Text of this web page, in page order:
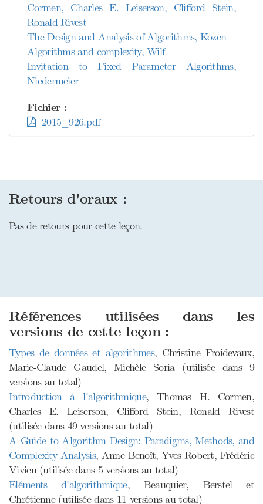
Cormen, Charles E. Leiserson, Clifford Stein,
Ronald Rivest
The Design and Analysis of Algorithms, Kozen
Algorithms and complexity, Wilf
Invitation to Fixed Parameter Algorithms,
Niedermeier
Fichier :
2015_926.pdf
Retours d'oraux :
Pas de retours pour cette leçon.
Références utilisées dans les
versions de cette leçon :
Types de données et algorithmes, Christine Froidevaux,
Marie-Claude Gaudel, Michèle Soria (utilisée dans 9
versions au total)
Introduction à l'algorithmique, Thomas H. Cormen,
Charles E. Leiserson, Clifford Stein, Ronald Rivest
(utilisée dans 49 versions au total)
A Guide to Algorithm Design: Paradigms, Methods, and
Complexity Analysis, Anne Benoît, Yves Robert, Frédéric
Vivien (utilisée dans 5 versions au total)
Eléments d'algorithmique, Beauquier, Berstel et
Chrétienne (utilisée dans 11 versions au total)